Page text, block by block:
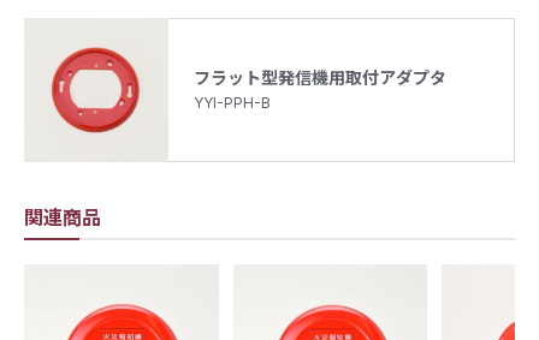
関連商品
フラット型発信機用取付アダプタ
YYI-PPH-B